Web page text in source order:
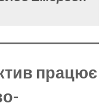
працює